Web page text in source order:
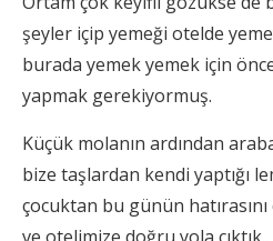
şeyler içip yemeği otelde
burada yemek yemek için
yapmak gerekiyormuş.
Küçük molanın ardından
bize taşlardan kendi yaptığı
çocuktan bu günün